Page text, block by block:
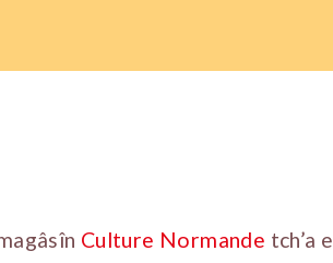
Culture Normande tch’a